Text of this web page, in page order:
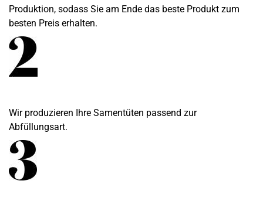
Produktion, sodass Sie am Ende das beste Produkt zum
besten Preis erhalten.
Wir produzieren Ihre Samentüten passend zur
Abfüllungsart.